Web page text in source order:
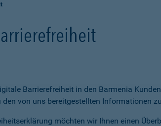
Barrierefreiheit in den Barmenia
von uns bereitgestellten Informationen
möchten wir Ihnen einen